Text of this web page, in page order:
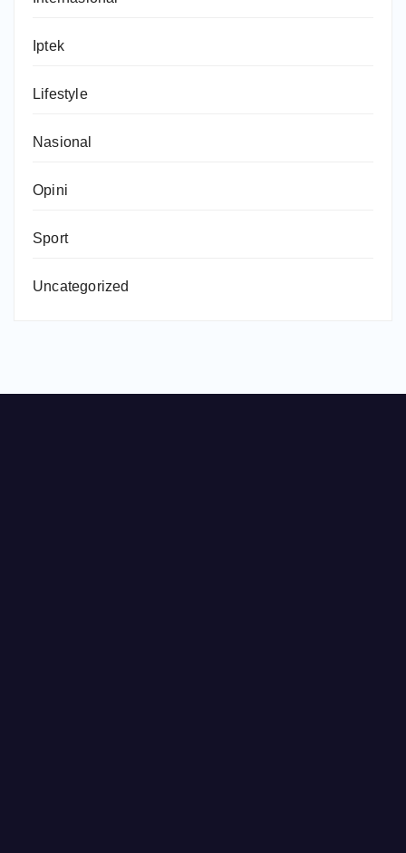
Iptek
Lifestyle
Nasional
Opini
Sport
Uncategorized